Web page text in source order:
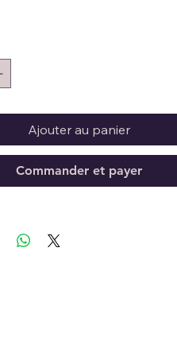
Ajouter au panier
Commander et payer